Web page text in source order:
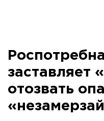
заставляет
отозвать